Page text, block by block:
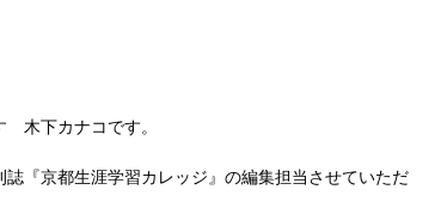
木下カナコです。
『京都生涯学習カレッジ』の編集担当させていただ